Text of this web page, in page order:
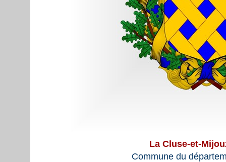
La Cluse-et-
Commune du